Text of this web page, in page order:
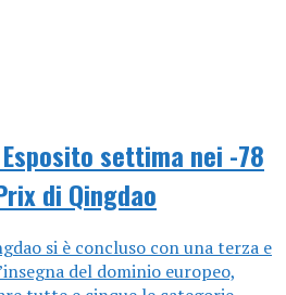
settima nei -78
di Qingdao
si è concluso con una terza e
del dominio europeo,